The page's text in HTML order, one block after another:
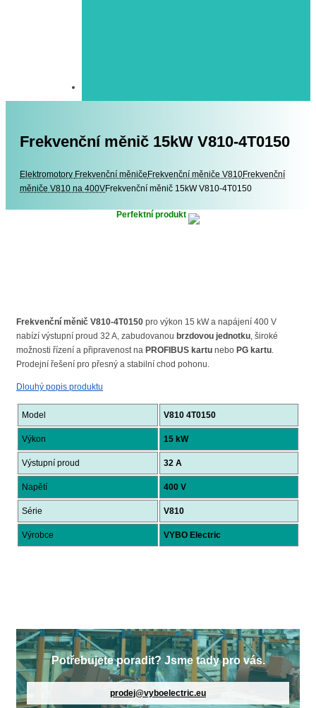
Frekvenční měnič 15kW V810-4T0150
Elektromotory Elektromotory
Frekvenční měniče Frekvenční měniče V810Frekvenční
měniče V810 na 400VFrekvenční měnič 15kW V810-4T0150
Perfektní produkt
Frekvenční měnič V810-4T0150 pro výkon 15 kW a napájení 400 V
nabízí výstupní proud 32 A, zabudovanou brzdovou jednotku, široké
možnosti řízení a připravenost na PROFIBUS kartu nebo PG kartu.
Prodejní řešení pro přesný a stabilní chod pohonu.
Dlouhý popis produktu
Model V810 4T0150
Výkon 15 kW
Výstupní proud 32 A
Napětí 400 V
Série V810
Výrobce VYBO Electric
Potřebujete poradit? Jsme tady pro vás.
prodej@vyboelectric.eu